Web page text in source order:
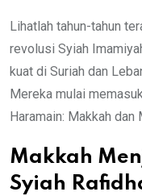
Lihatlah tahun-tahun
revolusi Syiah
kuat di Suriah dan
Mereka mulai
Haramain: Makkah dan
Makkah
Syiah